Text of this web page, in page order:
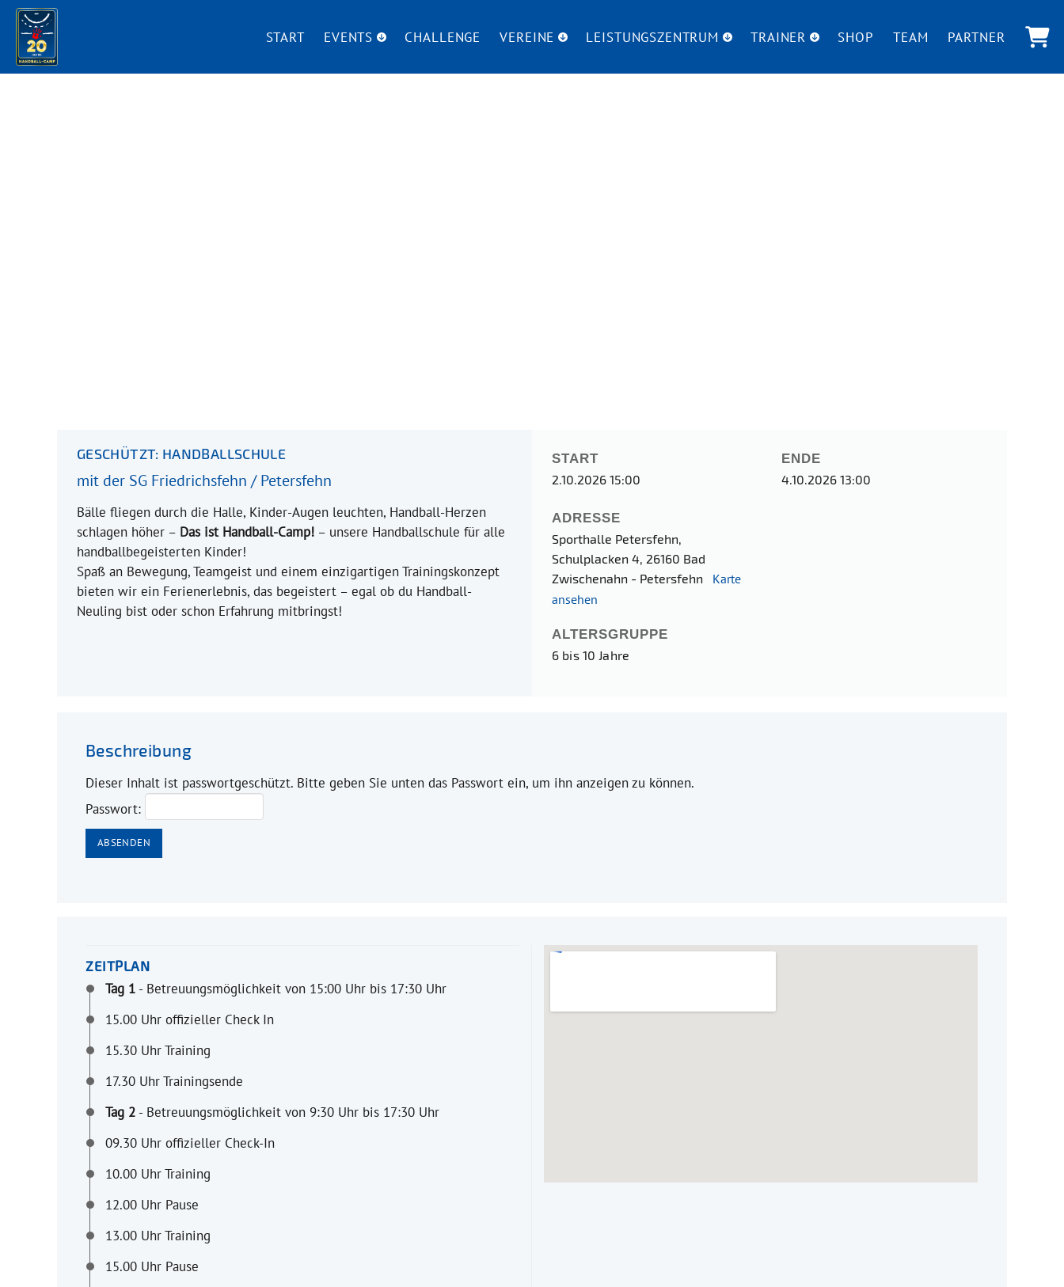
START EVENTS CHALLENGE VEREINE LEISTUNGSZENTRUM TRAINER SHOP TEAM PARTNER
GESCHÜTZT: HANDBALLSCHULE
mit der SG Friedrichsfehn / Petersfehn
Bälle fliegen durch die Halle, Kinder-Augen leuchten, Handball-Herzen
schlagen höher – Das ist Handball-Camp! – unsere Handballschule für alle
handballbegeisterten Kinder!
Spaß an Bewegung, Teamgeist und einem einzigartigen Trainingskonzept
bieten wir ein Ferienerlebnis, das begeistert – egal ob du Handball-
Neuling bist oder schon Erfahrung mitbringst!
START
2.10.2026 15:00
ENDE
4.10.2026 13:00
ADRESSE
Sporthalle Petersfehn,
Schulplacken 4, 26160 Bad
Zwischenahn - Petersfehn Karte
ansehen
ALTERSGRUPPE
6 bis 10 Jahre
Beschreibung
Dieser Inhalt ist passwortgeschützt. Bitte geben Sie unten das Passwort ein, um ihn anzeigen zu können.
Passwort:
ZEITPLAN
Tag 1 - Betreuungsmöglichkeit von 15:00 Uhr bis 17:30 Uhr
15.00 Uhr offizieller Check In
15.30 Uhr Training
17.30 Uhr Trainingsende
Tag 2 - Betreuungsmöglichkeit von 9:30 Uhr bis 17:30 Uhr
09.30 Uhr offizieller Check-In
10.00 Uhr Training
12.00 Uhr Pause
13.00 Uhr Training
15.00 Uhr Pause